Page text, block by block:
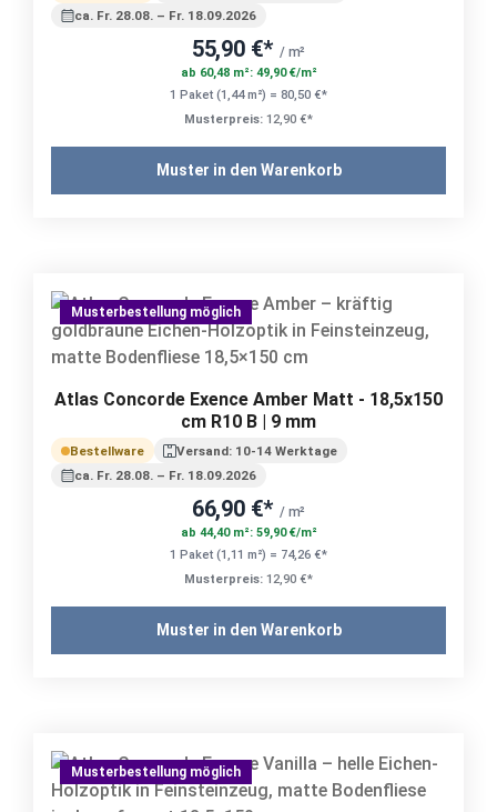
ca. Fr. 28.08. – Fr. 18.09.2026
55,90 €* / m²
ab 60,48 m²: 49,90 €/m²
1 Paket (1,44 m²) = 80,50 €*
Musterpreis: 12,90 €*
Muster in den Warenkorb
Musterbestellung möglich
Atlas Concorde Exence Amber Matt - 18,5x150
cm R10 B | 9 mm
Bestellware
Versand: 10-14 Werktage
ca. Fr. 28.08. – Fr. 18.09.2026
66,90 €* / m²
ab 44,40 m²: 59,90 €/m²
1 Paket (1,11 m²) = 74,26 €*
Musterpreis: 12,90 €*
Muster in den Warenkorb
Musterbestellung möglich